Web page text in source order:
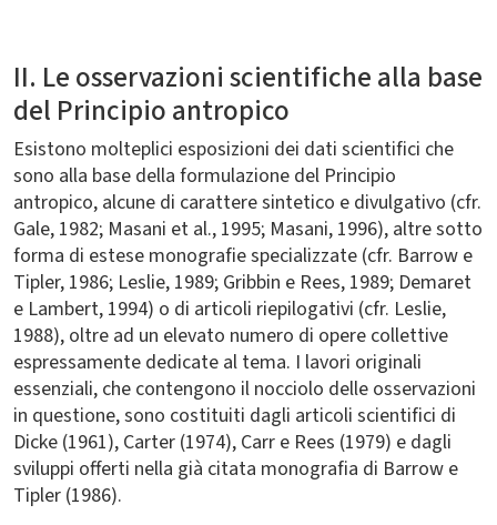
II. Le osservazioni scientifiche alla base
del Principio antropico
Esistono molteplici esposizioni dei dati scientifici che
sono alla base della formulazione del Principio
antropico, alcune di carattere sintetico e divulgativo (cfr.
Gale, 1982; Masani et al., 1995; Masani, 1996), altre sotto
forma di estese monografie specializzate (cfr. Barrow e
Tipler, 1986; Leslie, 1989; Gribbin e Rees, 1989; Demaret
e Lambert, 1994) o di articoli riepilogativi (cfr. Leslie,
1988), oltre ad un elevato numero di opere collettive
espressamente dedicate al tema. I lavori originali
essenziali, che contengono il nocciolo delle osservazioni
in questione, sono costituiti dagli articoli scientifici di
Dicke (1961), Carter (1974), Carr e Rees (1979) e dagli
sviluppi offerti nella già citata monografia di Barrow e
Tipler (1986).